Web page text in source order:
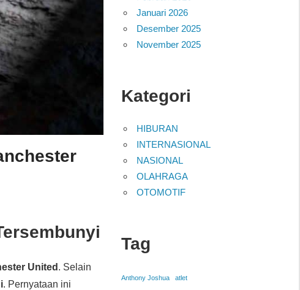
United . Selain
. Pernyataan ini
Januari 2026
Desember 2025
November 2025
Kategori
HIBURAN
INTERNASIONAL
NASIONAL
OLAHRAGA
OTOMOTIF
Tag
Anthony Joshua atlet